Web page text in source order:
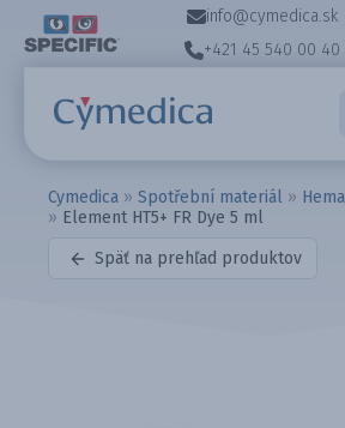
info@cymedica.sk
+421 45 540 00 40
Cymedica » Spotřební materiál »
» Element HT5+ FR Dye 5 ml
Späť na prehľad produktov